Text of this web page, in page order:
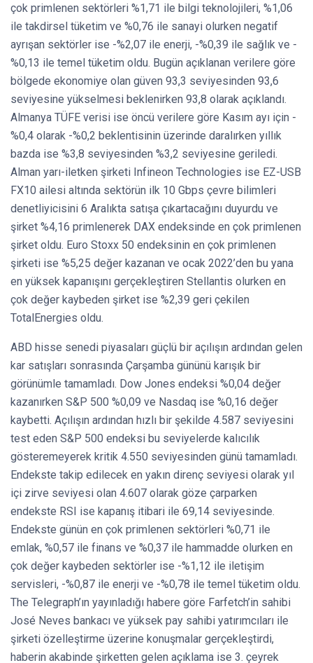
çok primlenen sektörleri %1,71 ile bilgi teknolojileri, %1,06
ile takdirsel tüketim ve %0,76 ile sanayi olurken negatif
ayrışan sektörler ise -%2,07 ile enerji, -%0,39 ile sağlık ve -
%0,13 ile temel tüketim oldu. Bugün açıklanan verilere göre
bölgede ekonomiye olan güven 93,3 seviyesinden 93,6
seviyesine yükselmesi beklenirken 93,8 olarak açıklandı.
Almanya TÜFE verisi ise öncü verilere göre Kasım ayı için -
%0,4 olarak -%0,2 beklentisinin üzerinde daralırken yıllık
bazda ise %3,8 seviyesinden %3,2 seviyesine geriledi.
Alman yarı-iletken şirketi Infineon Technologies ise EZ-USB
FX10 ailesi altında sektörün ilk 10 Gbps çevre bilimleri
denetliyicisini 6 Aralıkta satışa çıkartacağını duyurdu ve
şirket %4,16 primlenerek DAX endeksinde en çok primlenen
şirket oldu. Euro Stoxx 50 endeksinin en çok primlenen
şirketi ise %5,25 değer kazanan ve ocak 2022’den bu yana
en yüksek kapanışını gerçekleştiren Stellantis olurken en
çok değer kaybeden şirket ise %2,39 geri çekilen
TotalEnergies oldu.
ABD hisse senedi piyasaları güçlü bir açılışın ardından gelen
kar satışları sonrasında Çarşamba gününü karışık bir
görünümle tamamladı. Dow Jones endeksi %0,04 değer
kazanırken S&P 500 %0,09 ve Nasdaq ise %0,16 değer
kaybetti. Açılışın ardından hızlı bir şekilde 4.587 seviyesini
test eden S&P 500 endeksi bu seviyelerde kalıcılık
gösteremeyerek kritik 4.550 seviyesinden günü tamamladı.
Endekste takip edilecek en yakın direnç seviyesi olarak yıl
içi zirve seviyesi olan 4.607 olarak göze çarparken
endekste RSI ise kapanış itibari ile 69,14 seviyesinde.
Endekste günün en çok primlenen sektörleri %0,71 ile
emlak, %0,57 ile finans ve %0,37 ile hammadde olurken en
çok değer kaybeden sektörler ise -%1,12 ile iletişim
servisleri, -%0,87 ile enerji ve -%0,78 ile temel tüketim oldu.
The Telegraph’ın yayınladığı habere göre Farfetch’in sahibi
José Neves bankacı ve yüksek pay sahibi yatırımcıları ile
şirketi özelleştirme üzerine konuşmalar gerçekleştirdi,
haberin akabinde şirketten gelen açıklama ise 3. çeyrek